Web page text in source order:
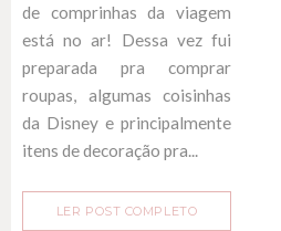
de comprinhas da viagem
está no ar! Dessa vez fui
preparada pra comprar
roupas, algumas coisinhas
da Disney e principalmente
itens de decoração pra...
LER POST COMPLETO